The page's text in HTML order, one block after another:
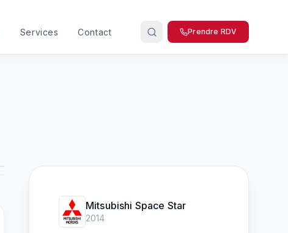
Services Contact Prendre RDV
Mitsubishi Space Star
2014